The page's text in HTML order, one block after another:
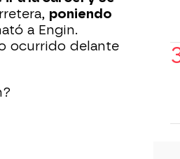
poniendo
a Engin.
ocurrido delante